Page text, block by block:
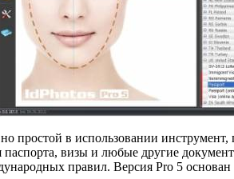
простой в использовании
визы и любые другие
правил. Версия Pro 5